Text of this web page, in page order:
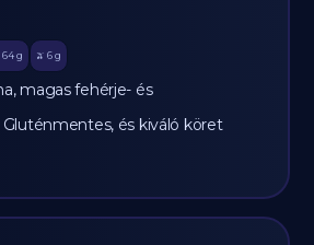
64g 🫒 6 g
magas fehérje- és
és kiváló köret